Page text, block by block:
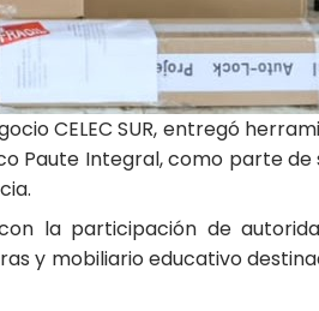
CELEC SUR, entregó
Paute Integral, como parte
la participación de
y mobiliario educativo